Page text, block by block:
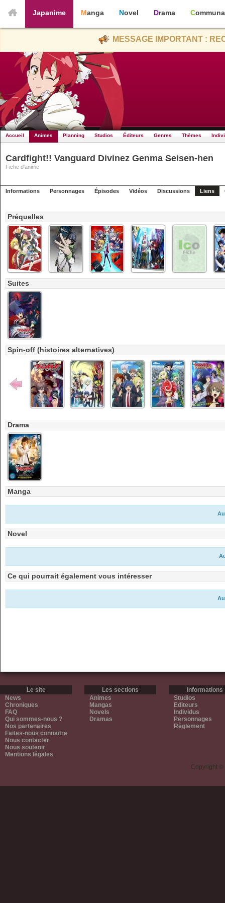
Japanime Manga Novel Drama
MESSAGE IMPORTANT :
Accueil Animes Planning Studios Éditeurs Genres Thèmes
Cardfight!! Vanguard Divinez Genma Seisen-hen
Fiche d'anime
Informations Personnages Épisodes Vidéos Discussions Liens
Préquelles
Suites
Spin-off (histoires alternatives)
Drama
Manga
Novel
Ce qui pourrait également vous intéresser
Le site
News
Chroniques
FAQ
Qui sommes-nous ?
Nos partenaires
Faites-nous connaitre
Nous contacter
Nous soutenir
Mentions légales
Les sections
Animes
Mangas
Novels
Dramas
Informations
Studios
Editeurs
Individus
Personnages
Règlement
Copyright ©